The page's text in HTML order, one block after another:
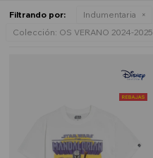
Filtrando por:
Indumentaria
Colección: OS VERANO 2024-2025